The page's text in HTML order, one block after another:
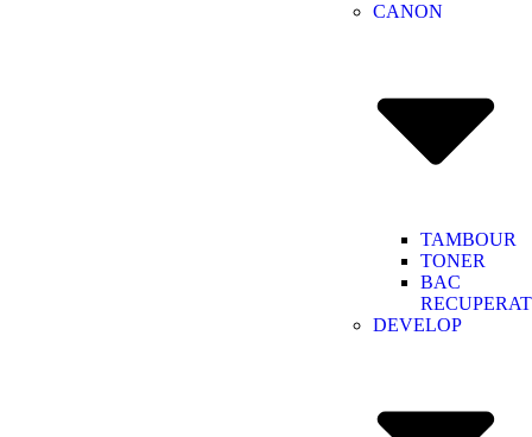
CANON
TAMBOUR
TONER
BAC
DEVELOP